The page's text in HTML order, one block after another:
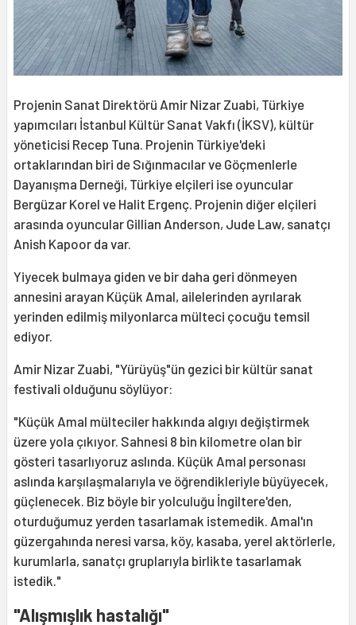
Projenin Sanat Direktörü Amir Nizar Zuabi, Türkiye
yapımcıları İstanbul Kültür Sanat Vakfı (İKSV), kültür
yöneticisi Recep Tuna. Projenin Türkiye'deki
ortaklarından biri de Sığınmacılar ve Göçmenlerle
Dayanışma Derneği, Türkiye elçileri ise oyuncular
Bergüzar Korel ve Halit Ergenç. Projenin diğer elçileri
arasında oyuncular Gillian Anderson, Jude Law, sanatçı
Anish Kapoor da var.
Yiyecek bulmaya giden ve bir daha geri dönmeyen
annesini arayan Küçük Amal, ailelerinden ayrılarak
yerinden edilmiş milyonlarca mülteci çocuğu temsil
ediyor.
Amir Nizar Zuabi, "Yürüyüş"ün gezici bir kültür sanat
festivali olduğunu söylüyor:
"Küçük Amal mülteciler hakkında algıyı değiştirmek
üzere yola çıkıyor. Sahnesi 8 bin kilometre olan bir
gösteri tasarlıyoruz aslında. Küçük Amal personası
aslında karşılaşmalarıyla ve öğrendikleriyle büyüyecek,
güçlenecek. Biz böyle bir yolculuğu İngiltere'den,
oturduğumuz yerden tasarlamak istemedik. Amal'ın
güzergahında neresi varsa, köy, kasaba, yerel aktörlerle,
kurumlarla, sanatçı gruplarıyla birlikte tasarlamak
istedik."
"Alışmışlık hastalığı"